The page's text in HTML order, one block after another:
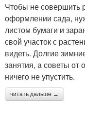
Чтобы не совершить
оформлении сада,
листом бумаги и
свой участок с
видеть. Долгие
занятия, а советы от
ничего не упустить.
читать дальше →